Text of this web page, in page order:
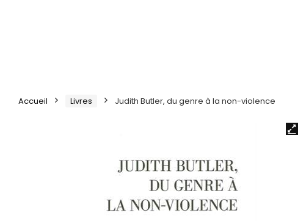
Accueil Livres Judith Butler, du genre à la non-violence